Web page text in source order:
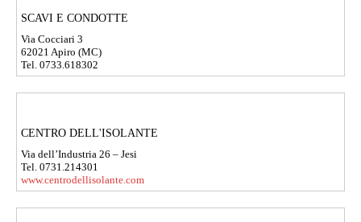
SCAVI E CONDOTTE
Via Cocciari 3
62021 Apiro (MC)
Tel. 0733.618302
CENTRO DELL'ISOLANTE
Via dell’Industria 26 – Jesi
Tel. 0731.214301
www.centrodellisolante.com